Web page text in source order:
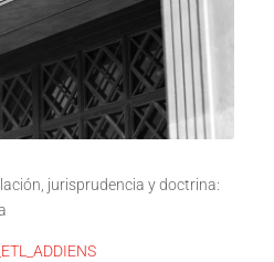
jurisprudencia y doctrina: